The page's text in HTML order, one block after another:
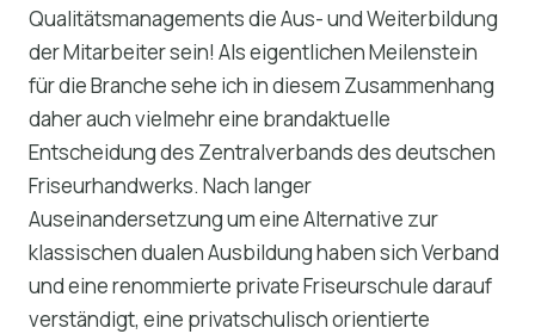
Qualitätsmanagements die Aus- und Weiterbildung
der Mitarbeiter sein! Als eigentlichen Meilenstein
für die Branche sehe ich in diesem Zusammenhang
daher auch vielmehr eine brandaktuelle
Entscheidung des Zentralverbands des deutschen
Friseurhandwerks. Nach langer
Auseinandersetzung um eine Alternative zur
klassischen dualen Ausbildung haben sich Verband
und eine renommierte private Friseurschule darauf
verständigt, eine privatschulisch orientierte